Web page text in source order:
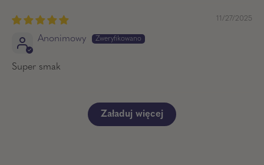
11/27/2025
Anonimowy
Super smak
Załaduj więcej